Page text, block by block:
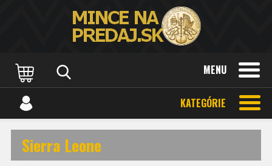
MENU
KATEGÓRIE
Sierra Leone